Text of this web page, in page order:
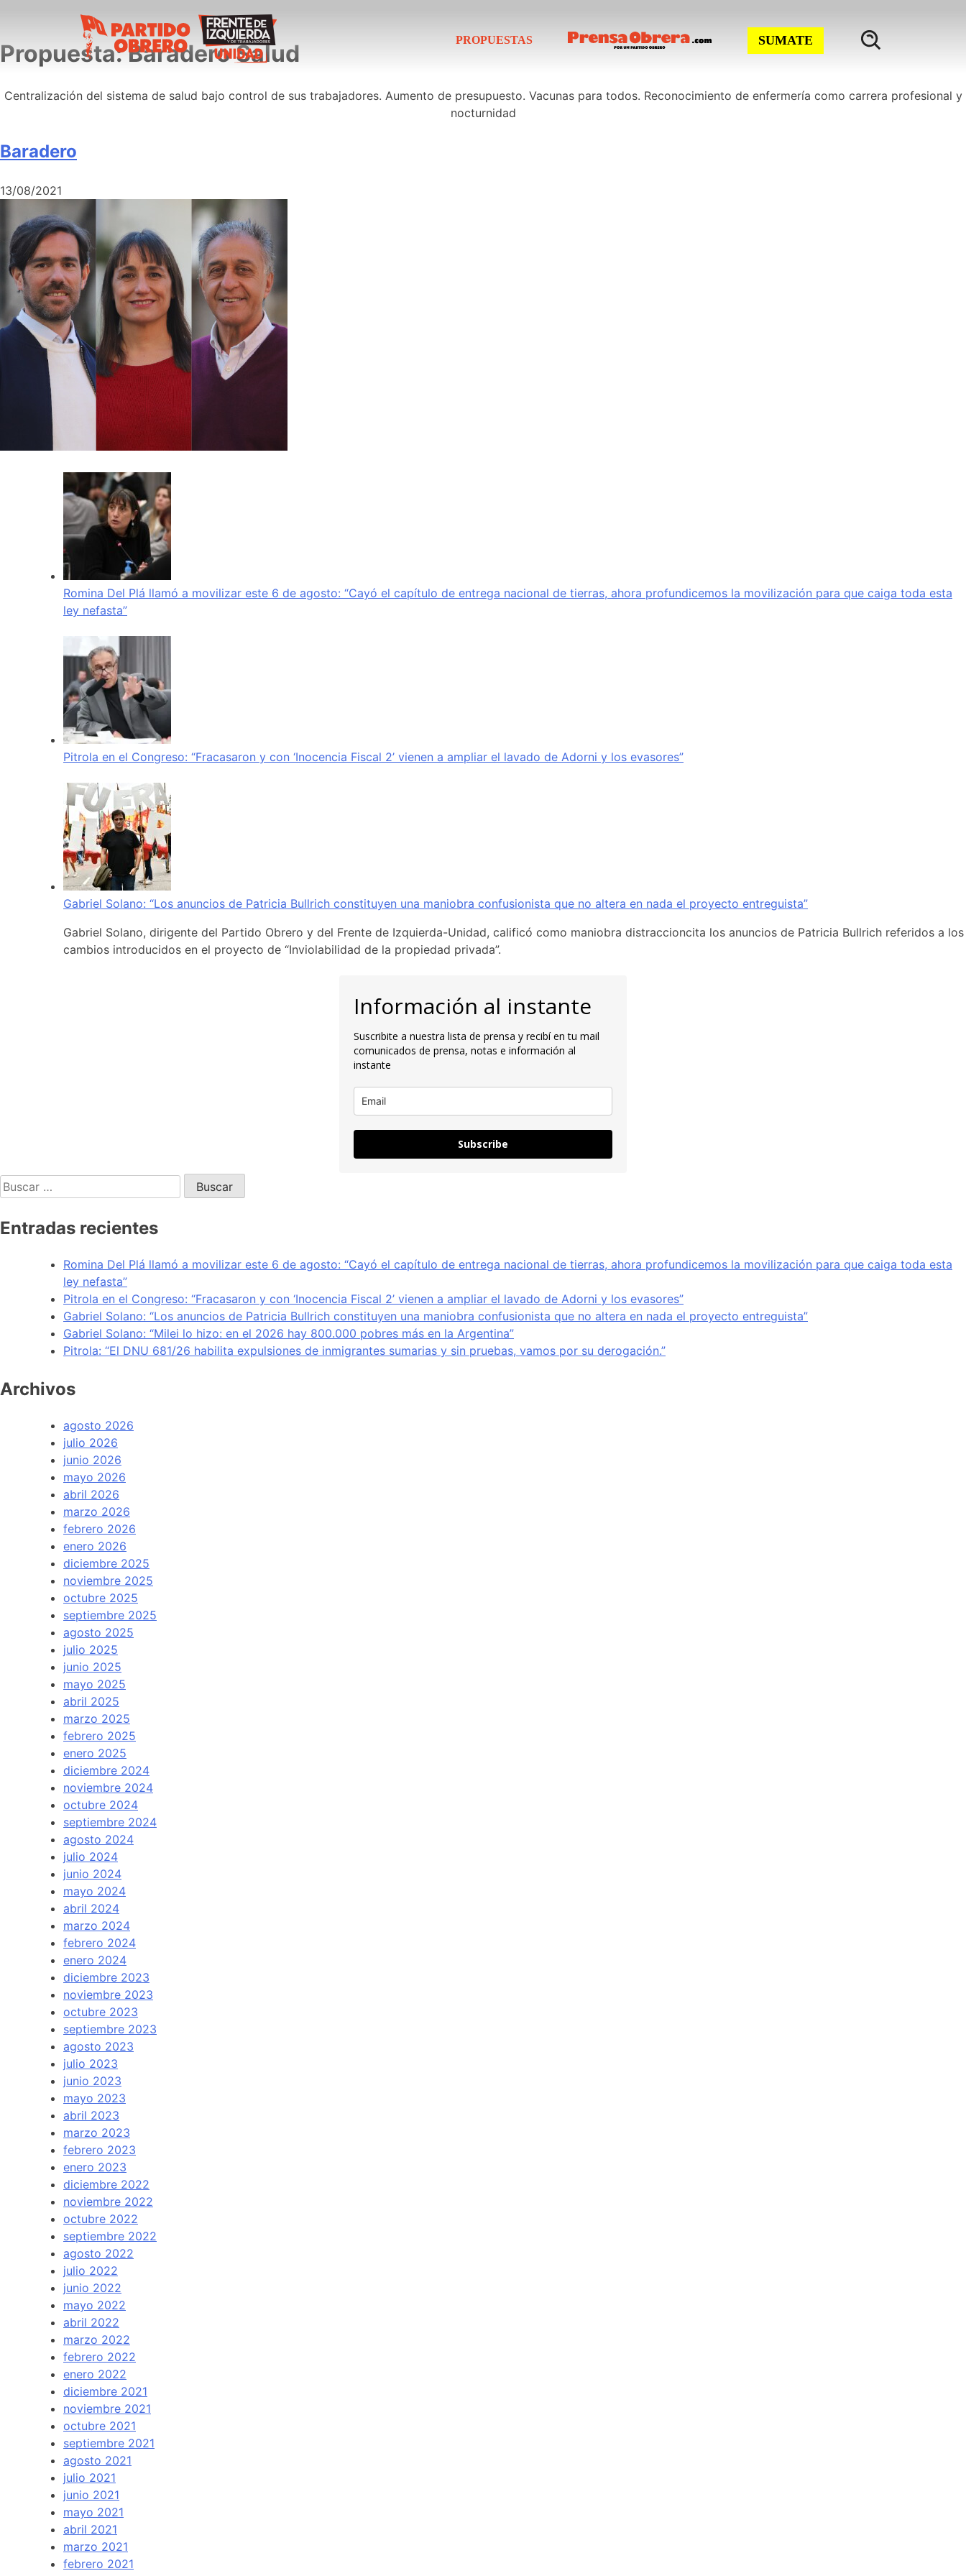
PROPUESTAS SUMATE
Propuesta:Baradero Salud
Centralización del sistema de salud bajo control de sus trabajadores. Aumento de presupuesto. Vacunas para todos. Reconocimiento de enfermería como carrera profesional y
nocturnidad
Baradero
13/08/2021
Romina Del Plá llamó a movilizar este 6 de agosto: “Cayó el capítulo de entrega nacional de tierras, ahora profundicemos la movilización para que caiga toda esta
ley nefasta”
Pitrola en el Congreso: “Fracasaron y con ‘Inocencia Fiscal 2’ vienen a ampliar el lavado de Adorni y los evasores”
Gabriel Solano: “Los anuncios de Patricia Bullrich constituyen una maniobra confusionista que no altera en nada el proyecto entreguista”
Gabriel Solano, dirigente del Partido Obrero y del Frente de Izquierda-Unidad, calificó como maniobra distraccioncita los anuncios de Patricia Bullrich referidos a los
cambios introducidos en el proyecto de “Inviolabilidad de la propiedad privada”.
Información al instante
Suscribite a nuestra lista de prensa y recibí en tu mail
comunicados de prensa, notas e información al
instante
Subscribe
Entradas recientes
Romina Del Plá llamó a movilizar este 6 de agosto: “Cayó el capítulo de entrega nacional de tierras, ahora profundicemos la movilización para que caiga toda esta
ley nefasta”
Pitrola en el Congreso: “Fracasaron y con ‘Inocencia Fiscal 2’ vienen a ampliar el lavado de Adorni y los evasores”
Gabriel Solano: “Los anuncios de Patricia Bullrich constituyen una maniobra confusionista que no altera en nada el proyecto entreguista”
Gabriel Solano: “Milei lo hizo: en el 2026 hay 800.000 pobres más en la Argentina”
Pitrola: “El DNU 681/26 habilita expulsiones de inmigrantes sumarias y sin pruebas, vamos por su derogación.”
Archivos
agosto 2026
julio 2026
junio 2026
mayo 2026
abril 2026
marzo 2026
febrero 2026
enero 2026
diciembre 2025
noviembre 2025
octubre 2025
septiembre 2025
agosto 2025
julio 2025
junio 2025
mayo 2025
abril 2025
marzo 2025
febrero 2025
enero 2025
diciembre 2024
noviembre 2024
octubre 2024
septiembre 2024
agosto 2024
julio 2024
junio 2024
mayo 2024
abril 2024
marzo 2024
febrero 2024
enero 2024
diciembre 2023
noviembre 2023
octubre 2023
septiembre 2023
agosto 2023
julio 2023
junio 2023
mayo 2023
abril 2023
marzo 2023
febrero 2023
enero 2023
diciembre 2022
noviembre 2022
octubre 2022
septiembre 2022
agosto 2022
julio 2022
junio 2022
mayo 2022
abril 2022
marzo 2022
febrero 2022
enero 2022
diciembre 2021
noviembre 2021
octubre 2021
septiembre 2021
agosto 2021
julio 2021
junio 2021
mayo 2021
abril 2021
marzo 2021
febrero 2021